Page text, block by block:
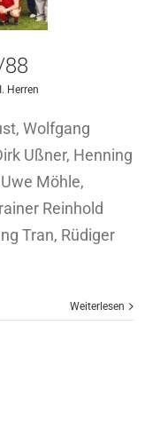
I. Herren
Wolfgang
Ußner, Henning
Möhle,
Reinhold
Tran, Rüdiger
Weiterlesen